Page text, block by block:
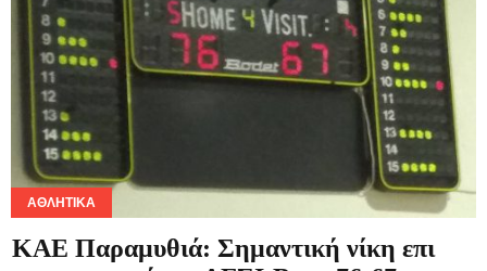
ΑΘΛΗΤΙΚΆ
ΚΑΕ Παραμυθιά: Σημαντική νίκη επι